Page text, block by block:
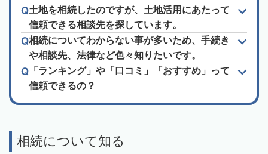
土地を相続したのですが、土地活用にあたって
信頼できる相談先を探しています。
相続についてわからない事が多いため、手続き
や相談先、法律など色々知りたいです。
「ランキング」や「口コミ」「おすすめ」って
信頼できるの？
相続について知る